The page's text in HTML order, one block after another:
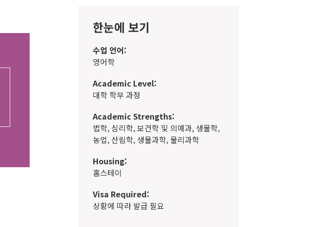
한눈에 보기
수업 언어:
영어학
Academic Level:
대학 학부 과정
Academic Strengths:
법학, 심리학, 보건학 및 의예과, 생물학,
농업, 산림학, 생물과학, 물리과학
Housing:
홈스테이
Visa Required:
상황에 따라 발급 필요